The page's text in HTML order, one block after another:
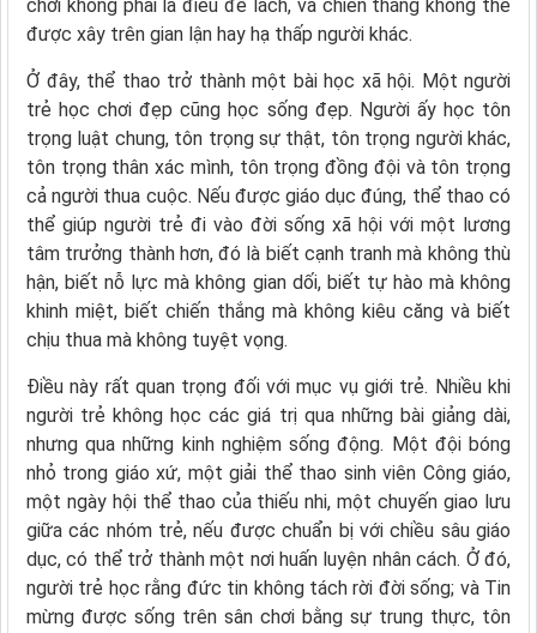
chơi không phải là điều để lách, và chiến thắng không thể
được xây trên gian lận hay hạ thấp người khác.
Ở đây, thể thao trở thành một bài học xã hội. Một người
trẻ học chơi đẹp cũng học sống đẹp. Người ấy học tôn
trọng luật chung, tôn trọng sự thật, tôn trọng người khác,
tôn trọng thân xác mình, tôn trọng đồng đội và tôn trọng
cả người thua cuộc. Nếu được giáo dục đúng, thể thao có
thể giúp người trẻ đi vào đời sống xã hội với một lương
tâm trưởng thành hơn, đó là biết cạnh tranh mà không thù
hận, biết nỗ lực mà không gian dối, biết tự hào mà không
khinh miệt, biết chiến thắng mà không kiêu căng và biết
chịu thua mà không tuyệt vọng.
Điều này rất quan trọng đối với mục vụ giới trẻ. Nhiều khi
người trẻ không học các giá trị qua những bài giảng dài,
nhưng qua những kinh nghiệm sống động. Một đội bóng
nhỏ trong giáo xứ, một giải thể thao sinh viên Công giáo,
một ngày hội thể thao của thiếu nhi, một chuyến giao lưu
giữa các nhóm trẻ, nếu được chuẩn bị với chiều sâu giáo
dục, có thể trở thành một nơi huấn luyện nhân cách. Ở đó,
người trẻ học rằng đức tin không tách rời đời sống; và Tin
mừng được sống trên sân chơi bằng sự trung thực, tôn